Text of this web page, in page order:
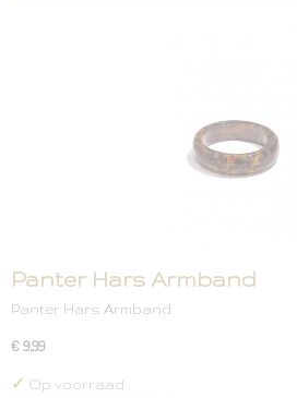
Panter Hars Armband
Panter Hars Armband
€ 9,99
✓ Op voorraad